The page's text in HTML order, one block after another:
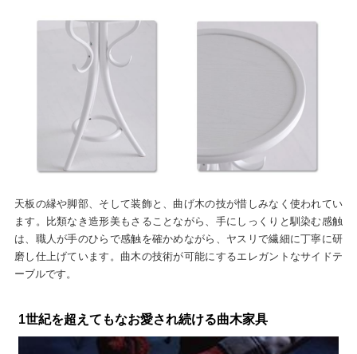
天板の縁や脚部、そして装飾と、曲げ木の技が惜しみなく使われてい
ます。比類なき造形美もさることながら、手にしっくりと馴染む感触
は、職人が手のひらで感触を確かめながら、ヤスリで繊細に丁寧に研
磨し仕上げています。曲木の技術が可能にするエレガントなサイドテ
ーブルです。
1世紀を超えてもなお愛され続ける曲木家具